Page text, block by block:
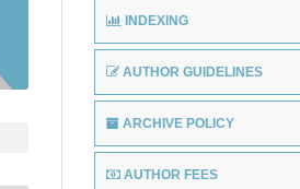
INDEXING
AUTHOR GUIDELINES
ARCHIVE POLICY
AUTHOR FEES